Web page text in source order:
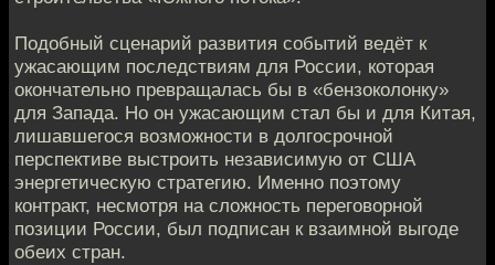
Подобный сценарий развития событий ведёт к
ужасающим последствиям для России, которая
окончательно превращалась бы в «бензоколонку»
для Запада. Но он ужасающим стал бы и для Китая,
лишавшегося возможности в долгосрочной
перспективе выстроить независимую от США
энергетическую стратегию. Именно поэтому
контракт, несмотря на сложность переговорной
позиции России, был подписан к взаимной выгоде
обеих стран.